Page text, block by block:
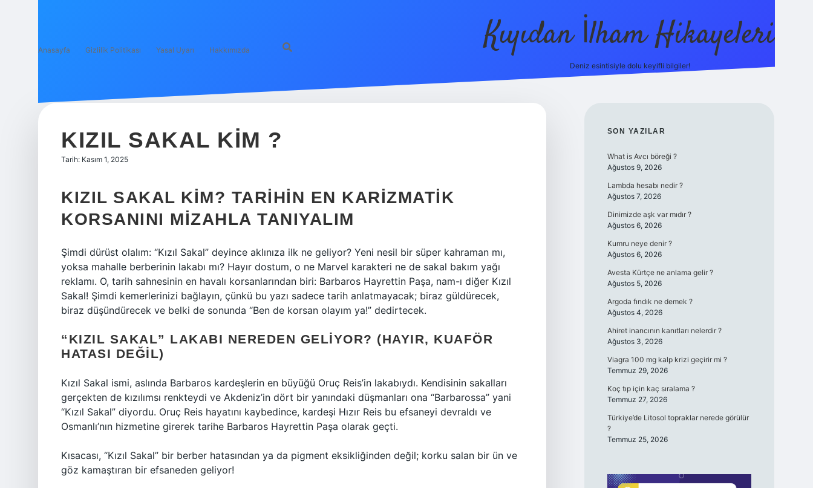
Anasayfa Gizlilik Politikası Yasal Uyarı Hakkımızda Kıyıdan İlham Hikayeleri
Deniz esintisiyle dolu keyifli bilgiler!
KIZIL SAKAL KIM ?
Tarih: Kasım 1, 2025
KIZIL SAKAL KIM? TARIHIN EN KARIZMATIK
KORSANINI MIZAHLA TANIYALIM
Şimdi dürüst olalım: “Kızıl Sakal” deyince aklınıza ilk ne geliyor? Yeni nesil bir süper kahraman mı,
yoksa mahalle berberinin lakabı mı? Hayır dostum, o ne Marvel karakteri ne de sakal bakım yağı
reklamı. O, tarih sahnesinin en havalı korsanlarından biri: Barbaros Hayrettin Paşa, nam-ı diğer Kızıl
Sakal! Şimdi kemerlerinizi bağlayın, çünkü bu yazı sadece tarih anlatmayacak; biraz güldürecek,
biraz düşündürecek ve belki de sonunda “Ben de korsan olayım ya!” dedirtecek.
“KIZIL SAKAL” LAKABI NEREDEN GELIYOR? (HAYIR, KUAFÖR
HATASI DEĞIL)
Kızıl Sakal ismi, aslında Barbaros kardeşlerin en büyüğü Oruç Reis’in lakabıydı. Kendisinin sakalları
gerçekten de kızılımsı renkteydi ve Akdeniz’in dört bir yanındaki düşmanları ona “Barbarossa” yani
“Kızıl Sakal” diyordu. Oruç Reis hayatını kaybedince, kardeşi Hızır Reis bu efsaneyi devraldı ve
Osmanlı’nın hizmetine girerek tarihe Barbaros Hayrettin Paşa olarak geçti.
Kısacası, “Kızıl Sakal” bir berber hatasından ya da pigment eksikliğinden değil; korku salan bir ün ve
göz kamaştıran bir efsaneden geliyor!
SIDEBAR
SON YAZILAR
What is Avcı böreği ?
Ağustos 9, 2026
Lambda hesabı nedir ?
Ağustos 7, 2026
Dinimizde aşk var mıdır ?
Ağustos 6, 2026
Kumru neye denir ?
Ağustos 6, 2026
Avesta Kürtçe ne anlama gelir ?
Ağustos 5, 2026
Argoda fındık ne demek ?
Ağustos 4, 2026
Ahiret inancının kanıtları nelerdir ?
Ağustos 3, 2026
Viagra 100 mg kalp krizi geçirir mi ?
Temmuz 29, 2026
Koç tıp için kaç sıralama ?
Temmuz 27, 2026
Türkiye’de Litosol topraklar nerede görülür
?
Temmuz 25, 2026